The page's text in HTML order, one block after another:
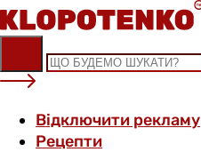
Skip
to
content
Відключити рекламу
Рецепти